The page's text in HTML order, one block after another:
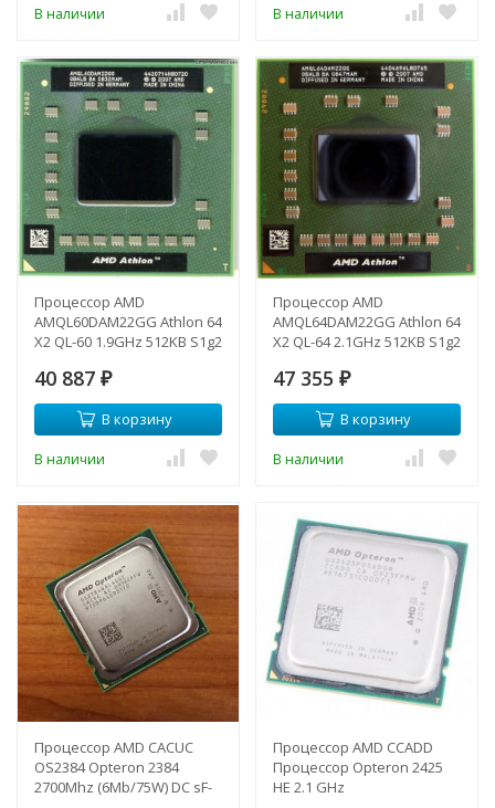
В наличии В наличии
Процессор AMD
AMQL60DAM22GG Athlon 64
X2 QL-60 1.9GHz 512KB S1g2
AMQL60DAM22GG(NEW)
40 887 ₽
В корзину
В наличии
Процессор AMD
AMQL64DAM22GG Athlon 64
X2 QL-64 2.1GHz 512KB S1g2
AMQL64DAM22GG(NEW)
47 355 ₽
В корзину
В наличии
Процессор AMD CACUC
OS2384 Opteron 2384
2700Mhz (6Mb/75W) DC sF-
Процессор AMD CCADD
Процессор Opteron 2425
HE 2.1 GHz